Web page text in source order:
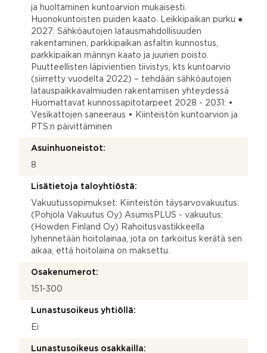
ja huoltaminen kuntoarvion mukaisesti.
Huonokuntoisten puiden kaato. Leikkipaikan purku ●
2027: Sähköautojen latausmahdollisuuden
rakentaminen, parkkipaikan asfaltin kunnostus,
parkkipaikan männyn kaato ja juurien poisto.
Puutteellisten läpivientien tiivistys, kts kuntoarvio
(siirretty vuodelta 2022) – tehdään sähköautojen
latauspaikkavalmiuden rakentamisen yhteydessä
Huomattavat kunnossapitotarpeet 2028 - 2031: •
Vesikattojen saneeraus • Kiinteistön kuntoarvion ja
PTS:n päivittäminen
Asuinhuoneistot:
8
Lisätietoja taloyhtiöstä:
Vakuutussopimukset: Kiinteistön täysarvovakuutus:
(Pohjola Vakuutus Oy) AsumisPLUS - vakuutus:
(Howden Finland Oy) Rahoitusvastikkeella
lyhennetään hoitolainaa, jota on tarkoitus kerätä sen
aikaa, että hoitolaina on maksettu.
Osakenumerot:
151-300
Lunastusoikeus yhtiöllä:
Ei
Lunastusoikeus osakkailla: